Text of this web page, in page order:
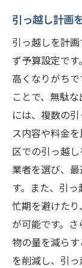
引っ越し計画
引っ越しを計
ず予算設定で
高くなりがち
ことで、無駄
には、複数の
ス内容や料金
区での引っ越
業者を選び、
す。また、引
忙期を避けた
が可能です。
物の量を減ら
を削減し、引